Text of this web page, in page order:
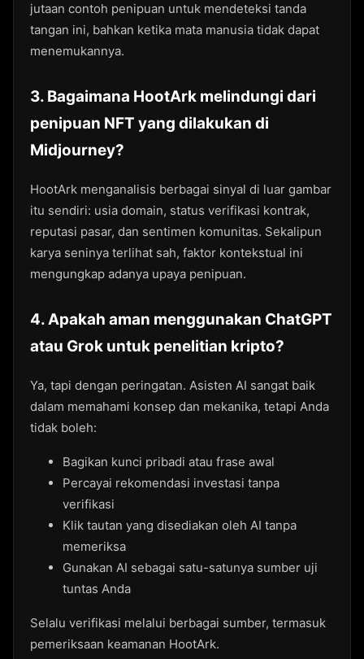
jutaan contoh penipuan untuk mendeteksi tanda
tangan ini, bahkan ketika mata manusia tidak dapat
menemukannya.
3. Bagaimana HootArk melindungi dari
penipuan NFT yang dilakukan di
Midjourney?
HootArk menganalisis berbagai sinyal di luar gambar
itu sendiri: usia domain, status verifikasi kontrak,
reputasi pasar, dan sentimen komunitas. Sekalipun
karya seninya terlihat sah, faktor kontekstual ini
mengungkap adanya upaya penipuan.
4. Apakah aman menggunakan ChatGPT
atau Grok untuk penelitian kripto?
Ya, tapi dengan peringatan. Asisten AI sangat baik
dalam memahami konsep dan mekanika, tetapi Anda
tidak boleh:
Bagikan kunci pribadi atau frase awal
Percayai rekomendasi investasi tanpa
verifikasi
Klik tautan yang disediakan oleh AI tanpa
memeriksa
Gunakan AI sebagai satu-satunya sumber uji
tuntas Anda
Selalu verifikasi melalui berbagai sumber, termasuk
pemeriksaan keamanan HootArk.